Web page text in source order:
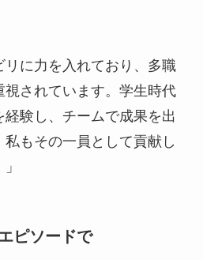
リに力を入れており、多職
されています。学生時代
験し、チームで成果を出
もその一員として貢献し
ピソードで